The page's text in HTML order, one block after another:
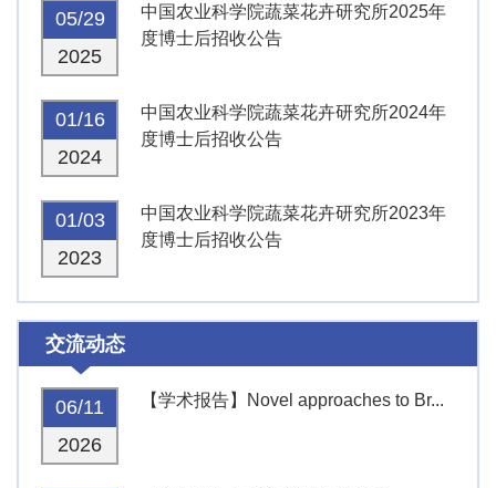
05/29
2025
中国农业科学院蔬菜花卉研究所2025年
度博士后招收公告
01/16
2024
中国农业科学院蔬菜花卉研究所2024年
度博士后招收公告
01/03
2023
中国农业科学院蔬菜花卉研究所2023年
度博士后招收公告
交流动态
06/11
2026
【学术报告】Novel approaches to Br...